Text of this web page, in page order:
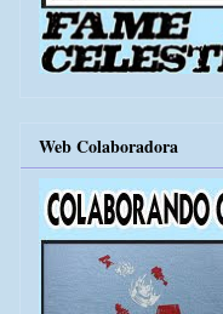
Web Colaboradora